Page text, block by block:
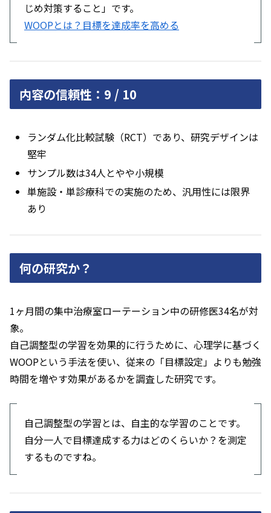
じめ対策すること」です。
WOOPとは？目標を達成率を高める
内容の信頼性：9 / 10
ランダム化比較試験（RCT）であり、研究デザインは
堅牢
サンプル数は34人とやや小規模
単施設・単診療科での実施のため、汎用性には限界
あり
何の研究か？
1ヶ月間の集中治療室ローテーション中の研修医34名が対
象。
自己調整型の学習を効果的に行うために、心理学に基づく
WOOPという手法を使い、従来の「目標設定」よりも勉強
時間を増やす効果があるかを調査した研究です。
自己調整型の学習とは、自主的な学習のことです。
自分一人で目標達成する力はどのくらいか？を測定
するものですね。